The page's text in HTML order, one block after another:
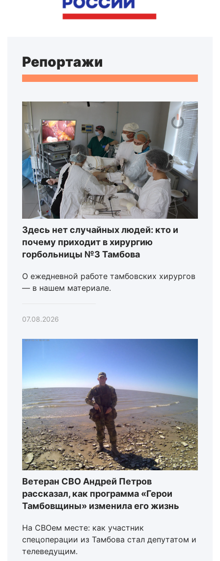
Репортажи
Здесь нет случайных людей: кто и
почему приходит в хирургию
горбольницы №3 Тамбова
О ежедневной работе тамбовских хирургов
— в нашем материале.
07.08.2026
Ветеран СВО Андрей Петров
рассказал, как программа «Герои
Тамбовщины» изменила его жизнь
На СВОем месте: как участник
спецоперации из Тамбова стал депутатом и
телеведущим.